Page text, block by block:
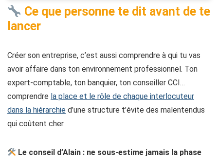
Ce que personne te dit avant de te
lancer
Créer son entreprise, c’est aussi comprendre à qui tu vas
avoir affaire dans ton environnement professionnel. Ton
expert-comptable, ton banquier, ton conseiller CCI…
comprendre la place et le rôle de chaque interlocuteur
dans la hiérarchie d’une structure t’évite des malentendus
qui coûtent cher.
Le conseil d’Alain : ne sous-estime jamais la phase